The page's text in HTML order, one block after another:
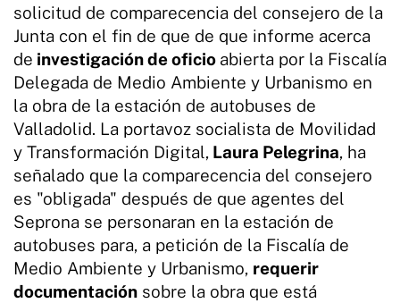
solicitud de comparecencia del consejero de la
Junta con el fin de que de que informe acerca
de investigación de oficio abierta por la Fiscalía
Delegada de Medio Ambiente y Urbanismo en
la obra de la estación de autobuses de
Valladolid. La portavoz socialista de Movilidad
y Transformación Digital, Laura Pelegrina, ha
señalado que la comparecencia del consejero
es "obligada" después de que agentes del
Seprona se personaran en la estación de
autobuses para, a petición de la Fiscalía de
Medio Ambiente y Urbanismo, requerir
documentación sobre la obra que está